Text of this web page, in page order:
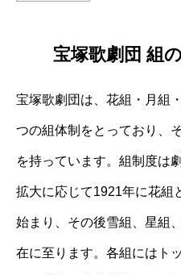
宝塚歌劇団 組
宝塚歌劇団は、花組・月組
つの組体制をとっており、
を持っています。組制度は
拡大に応じて1921年に花組
始まり、その後雪組、星組
在に至ります。各組にはト